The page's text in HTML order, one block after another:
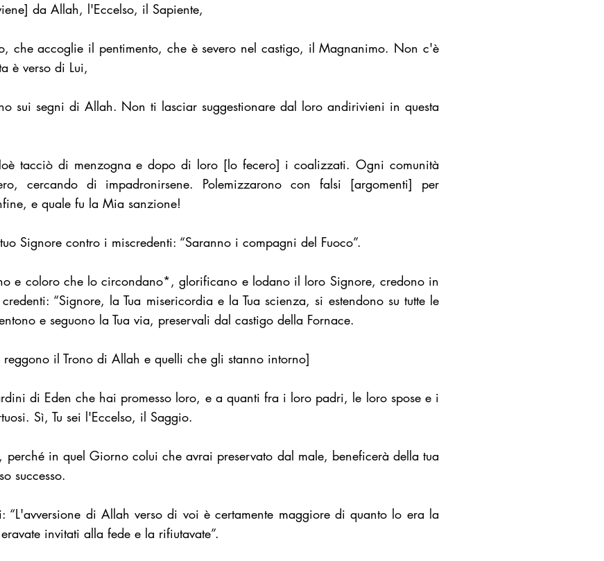
da Allah, l'Eccelso, il Sapiente,
che accoglie il pentimento, che è severo nel castigo, il Magnanimo. Non c'è
è verso di Lui,
sui segni di Allah. Non ti lasciar suggestionare dal loro andirivieni in questa
tacciò di menzogna e dopo di loro [lo fecero] i coalizzati. Ogni comunità
cercando di impadronirsene. Polemizzarono con falsi [argomenti] per
e quale fu la Mia sanzione!
Signore contro i miscredenti: “Saranno i compagni del Fuoco”.
e coloro che lo circondano*, glorificano e lodano il loro Signore, credono in
“Signore, la Tua misericordia e la Tua scienza, si estendono su tutte le
e seguono la Tua via, preservali dal castigo della Fornace.
il Trono di Allah e quelli che gli stanno intorno]
di Eden che hai promesso loro, e a quanti fra i loro padri, le loro spose e i
Sì, Tu sei l'Eccelso, il Saggio.
in quel Giorno colui che avrai preservato dal male, beneficerà della tua
successo.
“L'avversione di Allah verso di voi è certamente maggiore di quanto lo era la
invitati alla fede e la rifiutavate”.